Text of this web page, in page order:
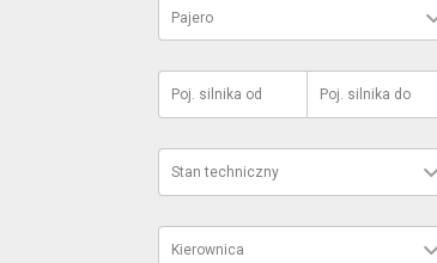
Pajero
Poj. silnika od Poj. silnika do
Stan techniczny
Kierownica